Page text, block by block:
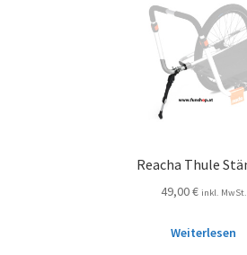
Reacha Thule
49,00€ inkl. MwSt.
Weiterlesen